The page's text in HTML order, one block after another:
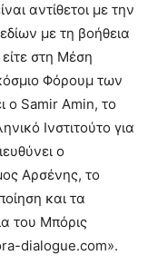
αντίθετοι με την
με τη βοήθεια
στη Μέση
Φόρουμ των
ο Samir Amin, το
Ινστιτούτο για
ο
Αρσένης, το
και τα
του Μπόρις
dialogue.com».